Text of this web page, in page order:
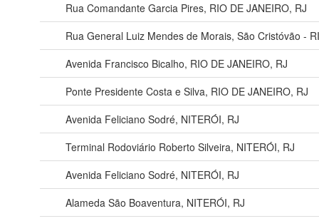
Rua Comandante Garcia Pires, RIO DE JANEIRO, RJ
Rua General Luiz Mendes de Morais, São Cristóvão -
Avenida Francisco Bicalho, RIO DE JANEIRO, RJ
Ponte Presidente Costa e Silva, RIO DE JANEIRO, RJ
Avenida Feliciano Sodré, NITERÓI, RJ
Terminal Rodoviário Roberto Silveira, NITERÓI, RJ
Avenida Feliciano Sodré, NITERÓI, RJ
Alameda São Boaventura, NITERÓI, RJ